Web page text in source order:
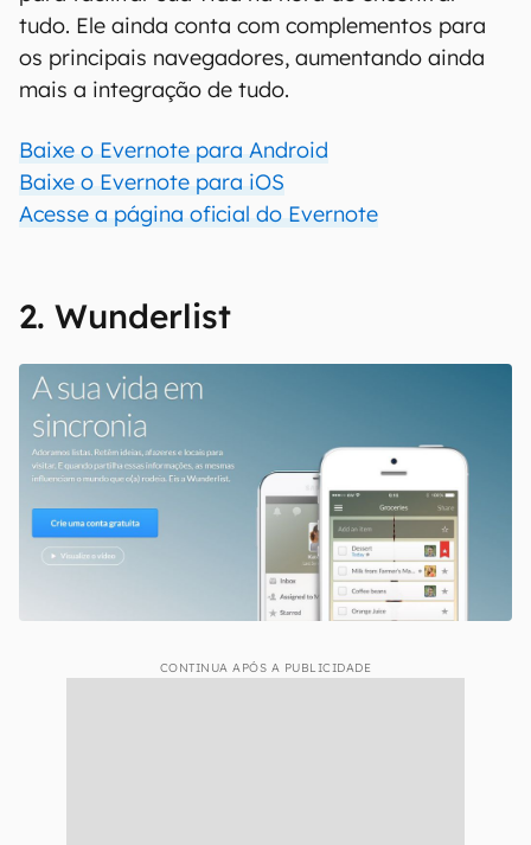
Um dos mais conhecidos organizadores da
atualidade, oEvernotereúne uma porção de
recursos para facilitar o gerenciamento da sua
vida. Ele permite o registro de anotações
rápidas para você criar listas ou lembretes,
conta com funções especiais para você anexar
links da web, fotos ou até mesmo manuscritos a
tudo. Ele ainda conta com complementos para
os principais navegadores, aumentando ainda
mais a integração de tudo.
Baixe o Evernote para Android
Baixe o Evernote para iOS
Acesse a página oficial do Evernote